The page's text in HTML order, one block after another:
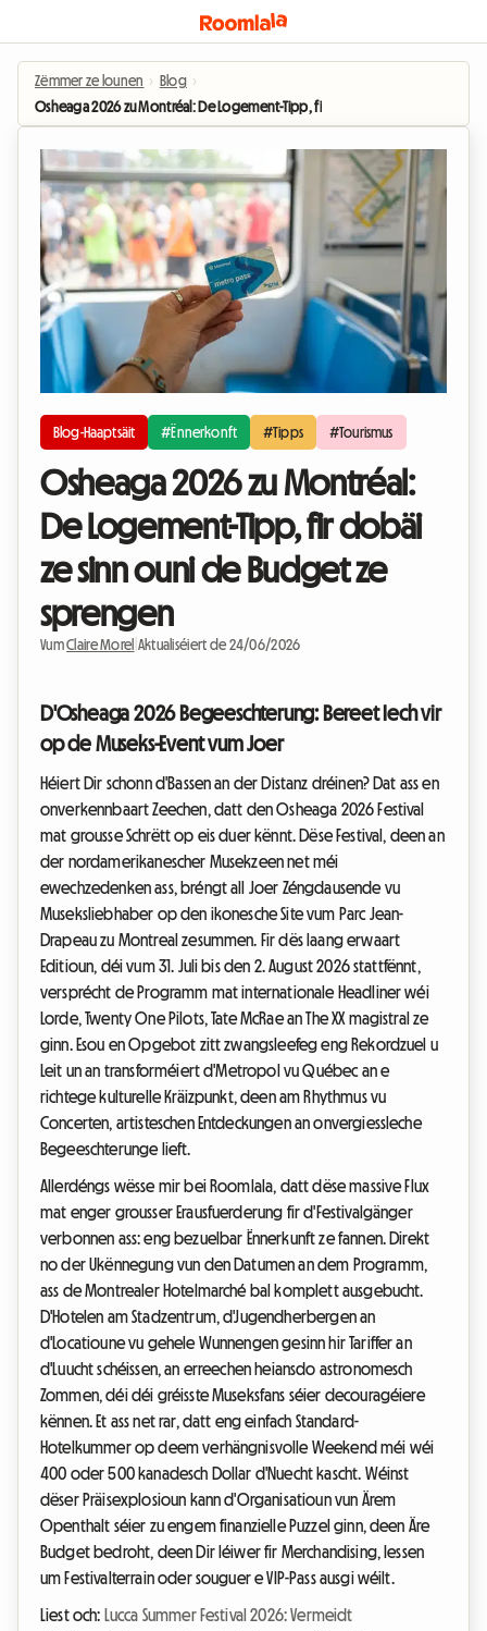
Zëmmer ze lounen › Blog ›
Osheaga 2026 zu Montréal: De Logement-Tipp, fir dobäi ze sinn ouni de
Blog-Haaptsäit #Ënnerkonft #Tipps #Tourismus
Osheaga 2026 zu Montréal:
De Logement-Tipp, fir dobäi
ze sinn ouni de Budget ze
sprengen
VumClaire Morel Aktualiséiert de 24/06/2026
D'Osheaga 2026 Begeeschterung: Bereet Iech vir
op de Museks-Event vum Joer
Héiert Dir schonn d'Bassen an der Distanz dréinen? Dat ass en
onverkennbaart Zeechen, datt den Osheaga 2026 Festival
mat grousse Schrëtt op eis duer kënnt. Dëse Festival, deen an
der nordamerikanescher Musekzeen net méi
ewechzedenken ass, bréngt all Joer Zéngdausende vu
Museksliebhaber op den ikonesche Site vum Parc Jean-
Drapeau zu Montreal zesummen. Fir dës laang erwaart
Editioun, déi vum 31. Juli bis den 2. August 2026 stattfënnt,
versprécht de Programm mat internationale Headliner wéi
Lorde, Twenty One Pilots, Tate McRae an The XX magistral ze
ginn. Esou en Opgebot zitt zwangsleefeg eng Rekordzuel u
Leit un an transforméiert d'Metropol vu Québec an e
richtege kulturelle Kräizpunkt, deen am Rhythmus vu
Concerten, artisteschen Entdeckungen an onvergiessleche
Begeeschterunge lieft.
Allerdéngs wësse mir bei Roomlala, datt dëse massive Flux
mat enger grousser Erausfuerderung fir d'Festivalgänger
verbonnen ass: eng bezuelbar Ënnerkunft ze fannen. Direkt
no der Ukënnegung vun den Datumen an dem Programm,
ass de Montrealer Hotelmarché bal komplett ausgebucht.
D'Hotelen am Stadzentrum, d'Jugendherbergen an
d'Locatioune vu gehele Wunnengen gesinn hir Tariffer an
d'Luucht schéissen, an erreechen heiansdo astronomesch
Zommen, déi déi gréisste Museksfans séier decouragéiere
kënnen. Et ass net rar, datt eng einfach Standard-
Hotelkummer op deem verhängnisvolle Weekend méi wéi
400 oder 500 kanadesch Dollar d'Nuecht kascht. Wéinst
dëser Präisexplosioun kann d'Organisatioun vun Ärem
Openthalt séier zu engem finanzielle Puzzel ginn, deen Äre
Budget bedroht, deen Dir léiwer fir Merchandising, Iessen
um Festivalterrain oder souguer e VIP-Pass ausgi wéilt.
Liest och: Lucca Summer Festival 2026: Vermeidt